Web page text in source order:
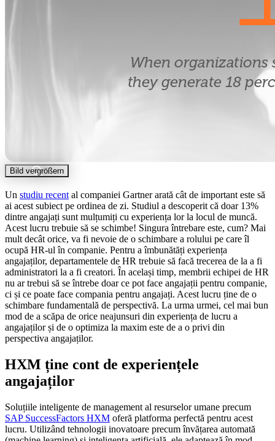
Bild vergrößern
Un studiu recent al companiei Gartner arată cât de important este să
ai acest subiect pe ordinea de zi. Studiul a descoperit că doar 13%
dintre angajați sunt mulțumiți cu experiența lor la locul de muncă.
Acest lucru trebuie să se schimbe! Singura întrebare este, cum? Mai
mult decât orice, va fi nevoie de o schimbare a rolului pe care îl
ocupă HR-ul în companie. Pentru a îmbunătăți experiența
angajaților, departamentele de HR trebuie să facă trecerea de la a fi
administratori la a fi creatori. În același timp, membrii echipei de HR
nu ar trebui să se întrebe doar ce pot face angajații pentru companie,
ci și ce poate face compania pentru angajați. Acest lucru ține de o
schimbare fundamentală de perspectivă. La urma urmei, cel mai bun
mod de a scăpa de orice neajunsuri din experiența de lucru a
angajaților și de o optimiza la maxim este de a o privi din
perspectiva angajaților.
HXM ține cont de experiențele
angajaților
Soluțiile inteligente de management al resurselor umane precum
SAP SuccessFactors HXM oferă platforma perfectă pentru acest
lucru. Utilizând tehnologii inovatoare precum învățarea automată